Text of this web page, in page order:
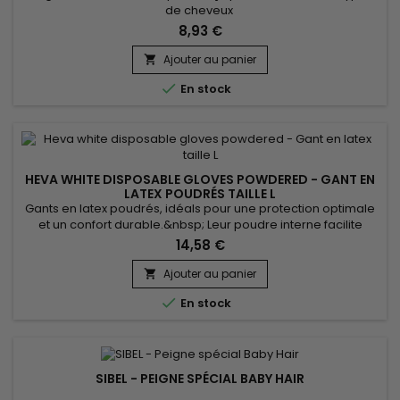
de cheveux
8,93 €
 Ajouter au panier
 En stock
HEVA WHITE DISPOSABLE GLOVES POWDERED - GANT EN
LATEX POUDRÉS TAILLE L
Gants en latex poudrés, idéals pour une protection optimale
et un confort durable.&nbsp; Leur poudre interne facilite
l’enfilage, même sur des mains légèrement humides, tandis
que leur latex souple assure une excellente sensibilité tactile,
parfait pour les tâches précises.&nbsp; Ces gants jetables
offrent une barrière efficace contre les contaminants,...
14,58 €
 Ajouter au panier
 En stock
SIBEL - PEIGNE SPÉCIAL BABY HAIR